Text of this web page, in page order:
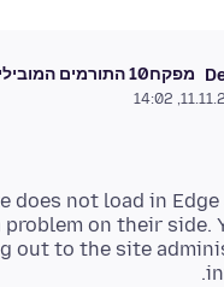
מפקח10 התורמים המובילים
does not load in Edge
on their side.
out to the site